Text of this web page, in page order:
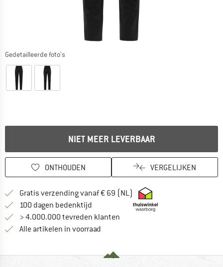
Gedetailleerde foto's
NIET MEER LEVERBAAR
ONTHOUDEN VERGELIJKEN
Gratis verzending vanaf € 69 (NL) Vind hier de
100 dagen bedenktijd Vind de betalingsinformatie hier!
> 4.000.000 tevreden klanten
Alle artikelen in voorraad